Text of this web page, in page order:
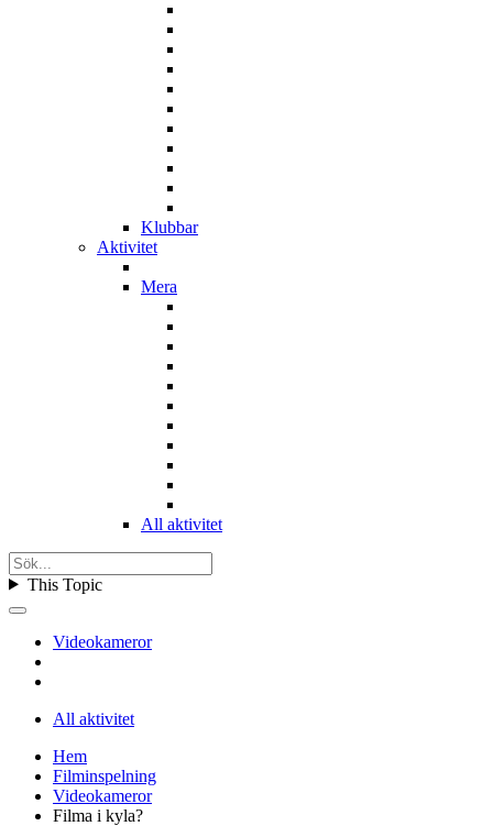
Klubbar
Aktivitet
Mera
All aktivitet
This Topic
Videokameror
All aktivitet
Hem
Filminspelning
Videokameror
Filma i kyla?